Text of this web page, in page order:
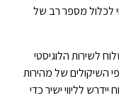
לכלול מספר רב של
לשירות הלוגיסטי
השיקולים של מהירות
לליווי ישיר כדי